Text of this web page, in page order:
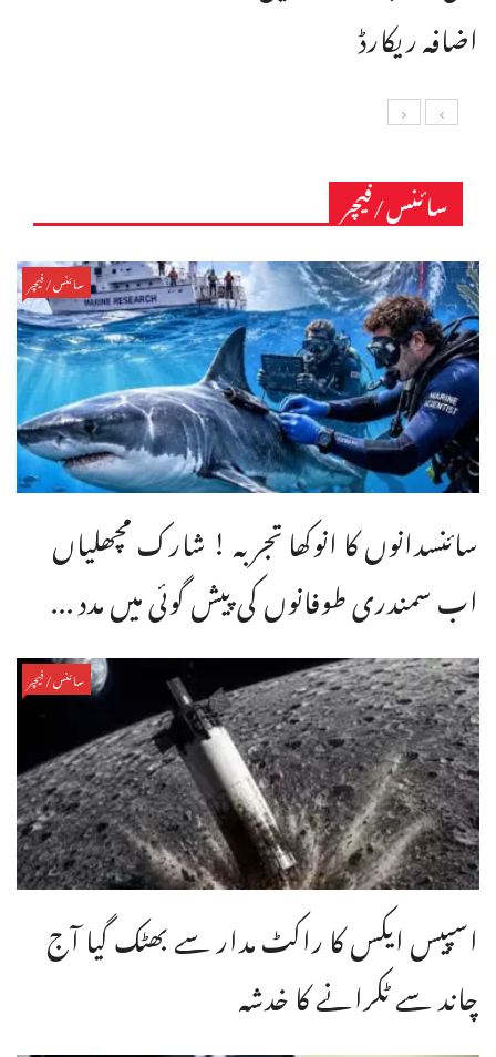
اضافہ ریکارڈ
سائنس/فیچر
سائنس/فیچر
سائنسدانوں کا انوکھا تجربہ ! شارک مچھلیاں
اب سمندری طوفانوں کی پیش گوئی میں مدد ...
سائنس/فیچر
اسپیس ایکس کا راکٹ مدار سے بھٹک گیا آج
چاند سے ٹکرانے کا خدشہ